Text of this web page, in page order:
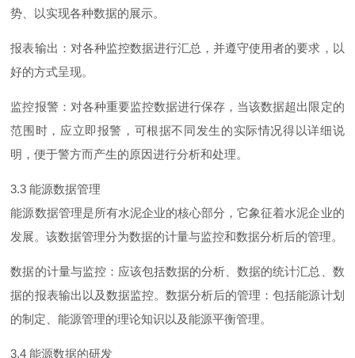
势、以实现各种数据的展示。
报表输出：对各种监控数据进行汇总，并遵守使用者的要求，以
好的方式呈现。
监控报警：对各种重要监控数据进行保存，当该数据超出限定的
范围时，应立即报警，可根据不同发生的实际情况得以详细说
明，便于警方而产生的原因进行分析和处理。
3.3 能源数据管理
能源数据管理是所有水泥企业的核心部分，它象征着水泥企业的
发展。该数据管理分为数据的计量与监控和数据分析后的管理。
数据的计量与监控：应该包括数据的分析、数据的统计汇总、数
据的报表输出以及数据监控。数据分析后的管理：包括能源计划
的制定、能源管理的理论知识以及能源平衡管理。
3.4 能源数据的研发